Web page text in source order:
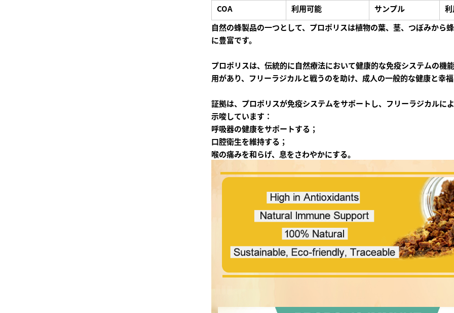
COA
利用可能 サンプル
自然の蜂製品の一つとして、プロポリスは植物の葉、茎、つぼみから
に豊富です。
プロポリスは、伝統的に自然療法において健康的な免疫システムの機
用があり、フリーラジカルと戦うのを助け、成人の一般的な健康と幸
証拠は、プロポリスが免疫システムをサポートし、フリーラジカルに
示唆しています：
呼吸器の健康をサポートする；
口腔衛生を維持する；
喉の痛みを和らげ、息をさわやかにする。